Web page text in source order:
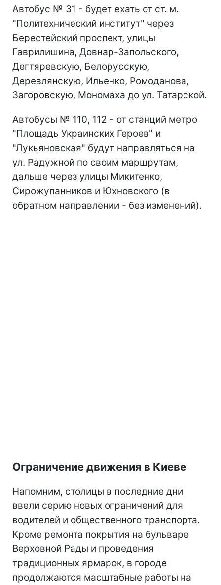
Автобус № 31 - будет ехать от ст. м.
"Политехнический институт" через
Берестейский проспект, улицы
Гаврилишина, Довнар-Запольского,
Дегтяревскую, Белорусскую,
Деревлянскую, Ильенко, Ромоданова,
Загоровскую, Мономаха до ул. Татарской.
Автобусы № 110, 112 - от станций метро
"Площадь Украинских Героев" и
"Лукьяновская" будут направляться на
ул. Радужной по своим маршрутам,
дальше через улицы Микитенко,
Сирожупанников и Юхновского (в
обратном направлении - без изменений).
Ограничение движения в Киеве
Напомним, столицы в последние дни
ввели серию новых ограничений для
водителей и общественного транспорта.
Кроме ремонта покрытия на бульваре
Верховной Рады и проведения
традиционных ярмарок, в городе
продолжаются масштабные работы на